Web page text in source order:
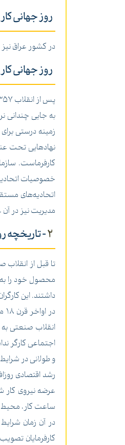
روز جهانی
در کشور عراق
روز جهانی کار
زمینه درستی
کارفرماست.
خصوصیات
مدیریت نیز در
2- تاریخچه
تا قبل از
محصول خود را به
داشتند. این
انقلاب صنعتی
اجتماعی کارگر
و طولانی در
ساعت کار، محیط
در آن زمان
کارفرمایان